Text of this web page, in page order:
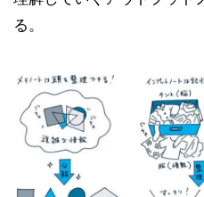
る。